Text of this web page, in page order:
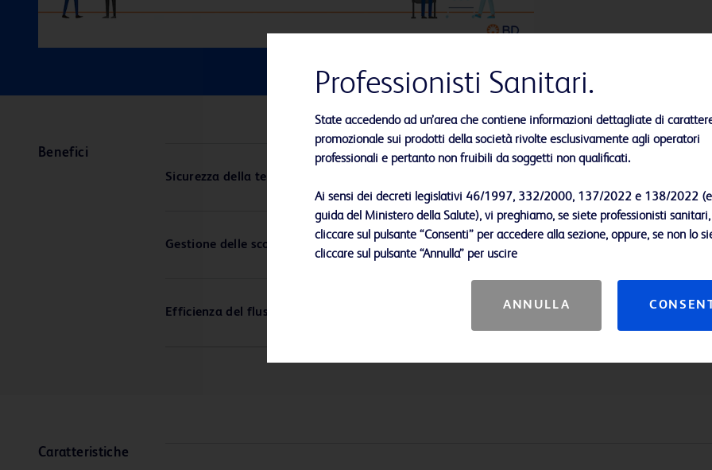
Benefici
Sicurezza della terapia
Gestione delle scorte
Efficienza del flusso di lavoro
Caratteristiche
Professionisti Sanitari.
State accedendo ad un’area che contiene informazioni dettagliate di
promozionale sui prodotti della società rivolte esclusivamente agli operatori
professionali e pertanto non fruibili da soggetti non qualificati.
Ai sensi dei decreti legislativi 46/1997, 332/2000, 137/2022 e 138/2022
guida del Ministero della Salute), vi preghiamo, se siete professionisti
cliccare sul pulsante “Consenti” per accedere alla sezione, oppure, se non lo
cliccare sul pulsante “Annulla” per uscire
ANNULLA